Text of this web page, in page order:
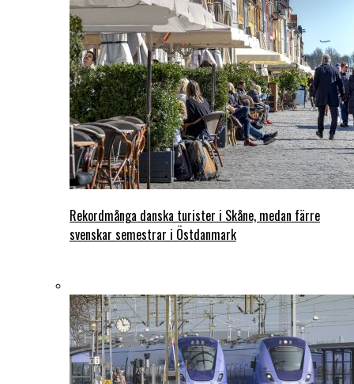
Rekordmånga danska turister i Skåne, medan färre
svenskar semestrar i Östdanmark